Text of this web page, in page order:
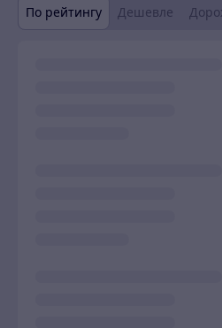
По рейтингу
Дешевле